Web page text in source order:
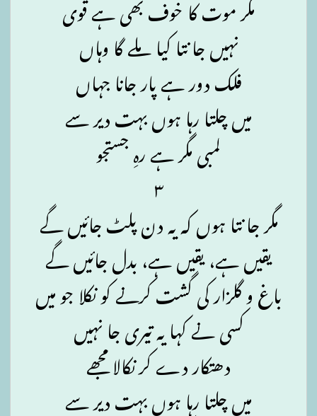
نہیں جانتا کیا ملے گا وہاں
فلک دور ہے پار جانا جہاں
میں چلتا رہا ہوں بہت دیر سے
لمبی مگر ہے رہِ جستجو
۳
مگر جانتا ہوں کہ یہ دن پلٹ جائیں گے
یقیں ہے، یقیں ہے، بدل جائیں گے
باغ و گلزار کی گشت کرنے کو نکلا جو میں
کسی نے کہا یہ تیری جا نہیں
دھتکار دے کر نکالا مجھے
میں چلتا رہا ہوں بہت دیر سے